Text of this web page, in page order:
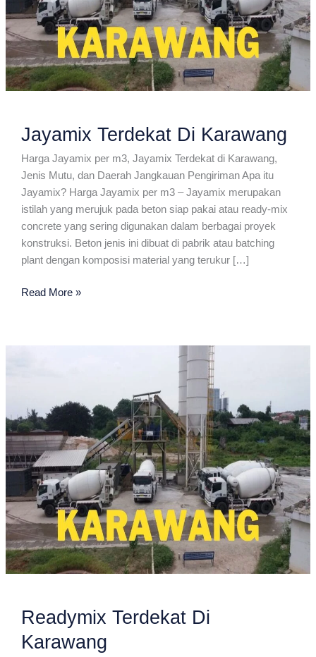
Jayamix Terdekat Di Karawang
Harga Jayamix per m3, Jayamix Terdekat di Karawang,
Jenis Mutu, dan Daerah Jangkauan Pengiriman Apa itu
Jayamix? Harga Jayamix per m3 – Jayamix merupakan
istilah yang merujuk pada beton siap pakai atau ready-mix
concrete yang sering digunakan dalam berbagai proyek
konstruksi. Beton jenis ini dibuat di pabrik atau batching
plant dengan komposisi material yang terukur […]
Jayamix
Read More »
Readymix Terdekat Di
Karawang